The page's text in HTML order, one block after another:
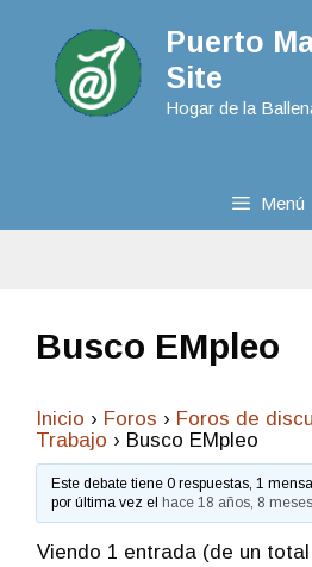
Puerto
Site
Hogar de la
Menú
Busco EMpleo
Inicio › Foros › Foros de
Trabajo › Busco EMpleo
Este debate tiene 0 respuestas, 1
por última vez elhace 18 años, 8 meses
Viendo 1 entrada (de un